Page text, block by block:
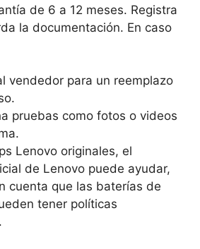
de 6 a 12 meses. Registra
la documentación. En caso
vendedor para un reemplazo
pruebas como fotos o videos
Lenovo originales, el
de Lenovo puede ayudar,
cuenta que las baterías de
tener políticas